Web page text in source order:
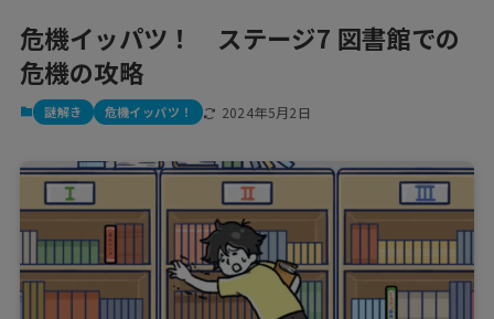
危機イッパツ！ ステージ7 図書館での
危機の攻略
謎解き 危機イッパツ！ 2024年5月2日